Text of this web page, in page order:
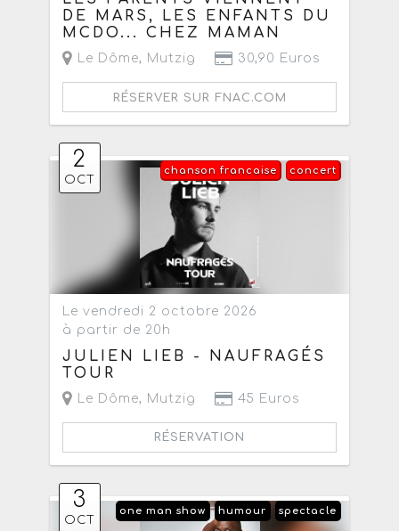
DE MARS, LES ENFANTS DU
MCDO... CHEZ MAMAN
Le Dôme, Mutzig 30,90 Euros
RÉSERVER SUR FNAC.COM
2
OCT
concert
chanson francaise
Le vendredi 2 octobre 2026
à partir de 20h
JULIEN LIEB - NAUFRAGÉS
TOUR
Le Dôme, Mutzig 45 Euros
RÉSERVATION
3
OCT
spectacle
humour
one man show